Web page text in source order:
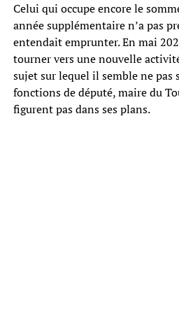
Celui qui occupe encore le
année supplémentaire n’a pas
entendait emprunter. En mai
tourner vers une nouvelle
sujet sur lequel il semble ne pas
fonctions de député, maire du
figurent pas dans ses plans.